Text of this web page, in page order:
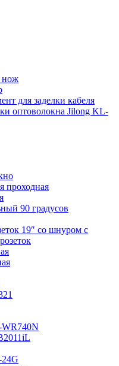
нож
для заделки кабеля
оптоволокна Jilong KL-
проходная
90 градусов
19″ со шнуром с